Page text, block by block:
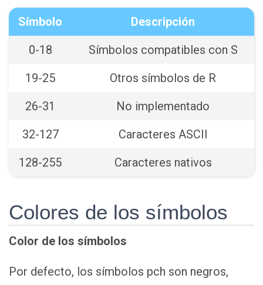
Símbolo
Descripción
0-18
Símbolos compatibles con S
19-25
Otros símbolos de R
26-31
No implementado
32-127
Caracteres ASCII
128-255
Caracteres nativos
Colores de los símbolos
Color de los símbolos
Por defecto, los símbolos pch son negros,